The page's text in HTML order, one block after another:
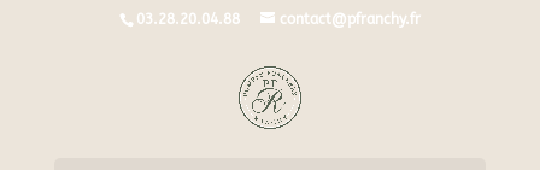
03.28.20.04.88 contact@pfranchy.fr